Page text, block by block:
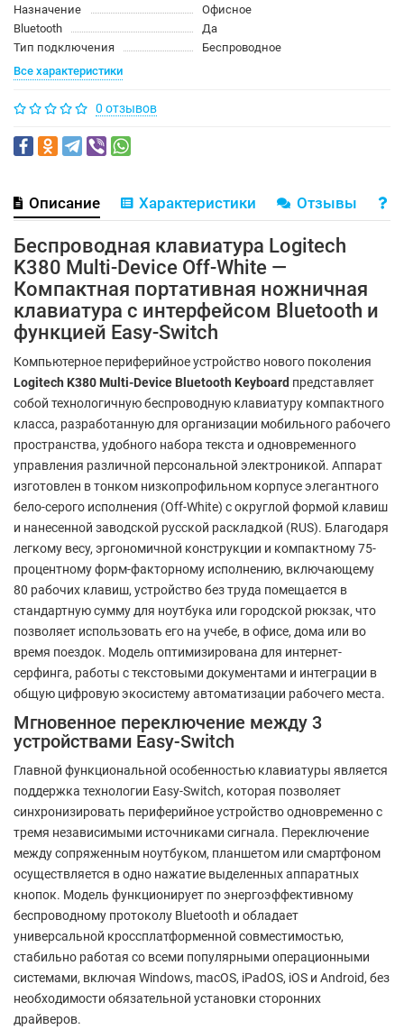
Назначение
Офисное
Bluetooth
Да
Тип подключения
Беспроводное
Все характеристики
0 отзывов
Описание Характеристики Отзывы
Беспроводная клавиатура Logitech
K380 Multi-Device Off-White —
Компактная портативная ножничная
клавиатура с интерфейсом Bluetooth и
функцией Easy-Switch
Компьютерное периферийное устройство нового поколения
Logitech K380 Multi-Device Bluetooth Keyboard представляет
собой технологичную беспроводную клавиатуру компактного
класса, разработанную для организации мобильного рабочего
пространства, удобного набора текста и одновременного
управления различной персональной электроникой. Аппарат
изготовлен в тонком низкопрофильном корпусе элегантного
бело-серого исполнения (Off-White) с округлой формой клавиш
и нанесенной заводской русской раскладкой (RUS). Благодаря
легкому весу, эргономичной конструкции и компактному 75-
процентному форм-факторному исполнению, включающему
80 рабочих клавиш, устройство без труда помещается в
стандартную сумму для ноутбука или городской рюкзак, что
позволяет использовать его на учебе, в офисе, дома или во
время поездок. Модель оптимизирована для интернет-
серфинга, работы с текстовыми документами и интеграции в
общую цифровую экосистему автоматизации рабочего места.
Мгновенное переключение между 3
устройствами Easy-Switch
Главной функциональной особенностью клавиатуры является
поддержка технологии Easy-Switch, которая позволяет
синхронизировать периферийное устройство одновременно с
тремя независимыми источниками сигнала. Переключение
между сопряженным ноутбуком, планшетом или смартфоном
осуществляется в одно нажатие выделенных аппаратных
кнопок. Модель функционирует по энергоэффективному
беспроводному протоколу Bluetooth и обладает
универсальной кроссплатформенной совместимостью,
стабильно работая со всеми популярными операционными
системами, включая Windows, macOS, iPadOS, iOS и Android, без
необходимости обязательной установки сторонних
драйверов.